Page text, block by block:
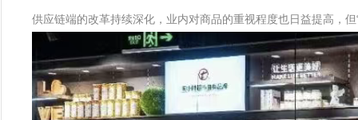
供应链端的改革持续深化，业内对商品的重视程度也日益提高，